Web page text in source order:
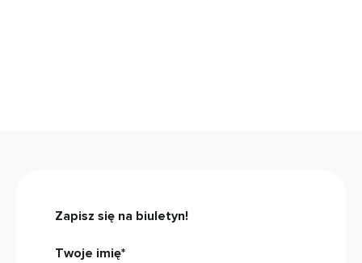
Zapisz się na biuletyn!
Twoje imię*